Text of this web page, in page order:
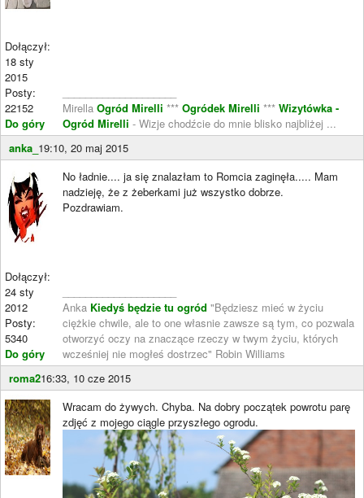
Dołączył:
18 sty
2015
Posty:
22152
Do góry
Mirella Ogród Mirelli *** Ogródek Mirelli *** Wizytówka -
Ogród Mirelli - Wizje chodźcie do mnie blisko najbliżej ...
anka_ 19:10, 20 maj 2015
Dołączył:
24 sty
2012
Posty:
5340
Do góry
No ładnie.... ja się znalazłam to Romcia zaginęła..... Mam
nadzieję, że z żeberkami już wszystko dobrze.
Pozdrawiam.
Anka Kiedyś będzie tu ogród "Będziesz mieć w życiu
ciężkie chwile, ale to one własnie zawsze są tym, co pozwala
otworzyć oczy na znaczące rzeczy w twym życiu, których
wcześniej nie mogłeś dostrzec" Robin Williams
roma216:33, 10 cze 2015
Wracam do żywych. Chyba. Na dobry początek powrotu parę
zdjęć z mojego ciągle przyszłego ogrodu.